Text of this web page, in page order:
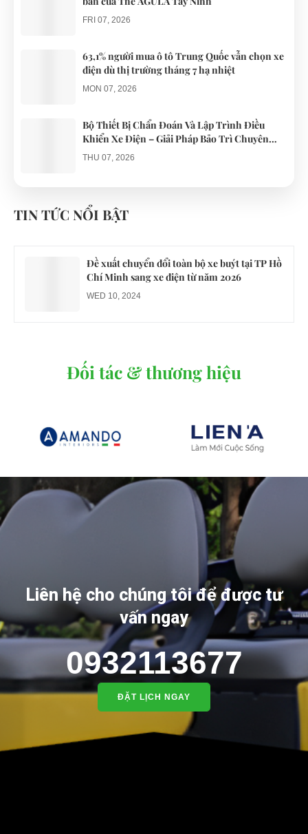
FRI 07, 2026
63,1% người mua ô tô Trung Quốc vẫn chọn xe
điện dù thị trường tháng 7 hạ nhiệt
MON 07, 2026
Bộ Thiết Bị Chẩn Đoán Và Lập Trình Điều
Khiển Xe Điện – Giải Pháp Bảo Trì Chuyên
Nghiệp
THU 07, 2026
gổ khi đón du khách ở Quy Nhơn
MON 07, 2026
TIN TỨC NỔI BẬT
Đề xuất chuyển đổi toàn bộ xe buýt tại TP Hồ
Chí Minh sang xe điện từ năm 2026
WED 10, 2024
Đối tác & thương hiệu
Liên hệ cho chúng tôi để được tư
vấn ngay
0932113677
ĐẶT LỊCH NGAY